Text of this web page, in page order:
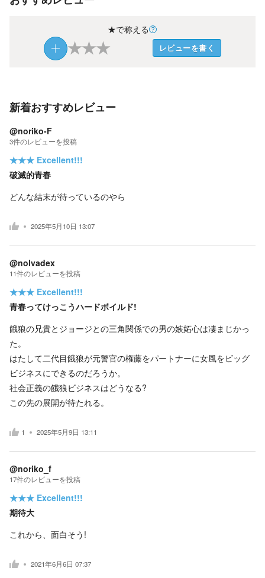
★で称える
★★★ レビューを書く
新着おすすめレビュー
@noriko-F
3件のレビューを投稿
★★★ Excellent!!!
破滅的青春
どんな結末が待っているのやら
2025年5月10日 13:07
@nolvadex
11件のレビューを投稿
★★★ Excellent!!!
青春ってけっこうハードボイルド!
餓狼の兄貴とジョージとの三角関係での男の嫉妬心は凄まじかっ
た。
はたして二代目餓狼が元警官の権藤をパートナーに女風をビッグ
ビジネスにできるのだろうか。
社会正義の餓狼ビジネスはどうなる?
この先の展開が待たれる。
1 2025年5月9日 13:11
@noriko_f
17件のレビューを投稿
★★★ Excellent!!!
期待大
これから、面白そう!
2021年6月6日 07:37